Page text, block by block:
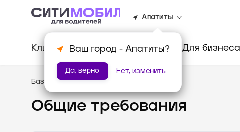
Апатиты
Ваш город - Апатиты?
Да, верно Нет, изменить
Клиентам Водителям Для бизнеса
База знаний /Стандарты оказания услуг
Общие требования